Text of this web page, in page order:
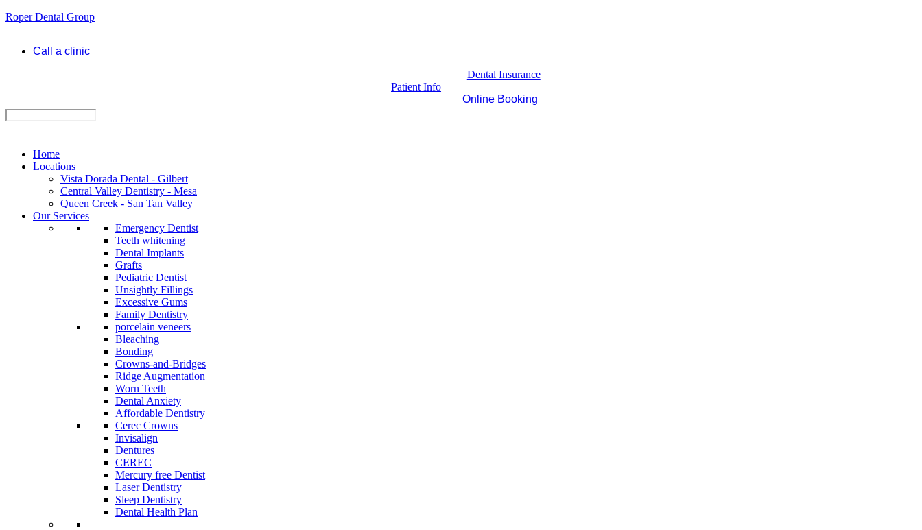
Roper Dental Group
Call a clinic
Dental Insurance
Patient Info
Online Booking
Home
Locations
Vista Dorada Dental - Gilbert
Central Valley Dentistry - Mesa
Queen Creek - San Tan Valley
Our Services
Emergency Dentist
Teeth whitening
Dental Implants
Grafts
Pediatric Dentist
Unsightly Fillings
Excessive Gums
Family Dentistry
porcelain veneers
Bleaching
Bonding
Crowns-and-Bridges
Ridge Augmentation
Worn Teeth
Dental Anxiety
Affordable Dentistry
Cerec Crowns
Invisalign
Dentures
CEREC
Mercury free Dentist
Laser Dentistry
Sleep Dentistry
Dental Health Plan